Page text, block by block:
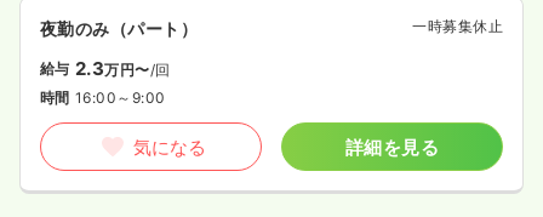
夜勤のみ（パート） 一時募集休止
給与 2.3万円〜/回
時間 16:00～9:00
気になる 詳細を見る